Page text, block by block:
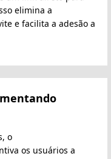
elimina a
e facilita a adesão a
o
os usuários a